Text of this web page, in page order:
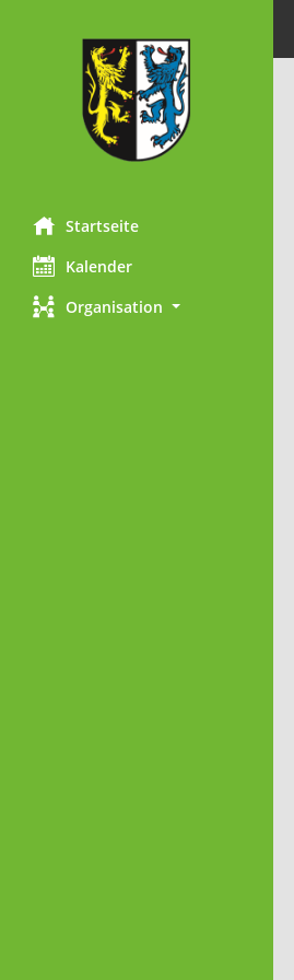
Startseite
Kalender
Organisation